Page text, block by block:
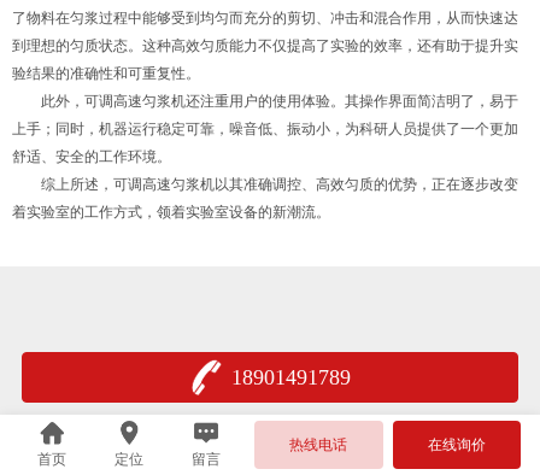
了物料在匀浆过程中能够受到均匀而充分的剪切、冲击和混合作用，从而快速达
到理想的匀质状态。这种高效匀质能力不仅提高了实验的效率，还有助于提升实
验结果的准确性和可重复性。
此外，可调高速匀浆机还注重用户的使用体验。其操作界面简洁明了，易于
上手；同时，机器运行稳定可靠，噪音低、振动小，为科研人员提供了一个更加
舒适、安全的工作环境。
综上所述，可调高速匀浆机以其准确调控、高效匀质的优势，正在逐步改变
着实验室的工作方式，领着实验室设备的新潮流。
18901491789
首页 定位 留言
热线电话 在线询价